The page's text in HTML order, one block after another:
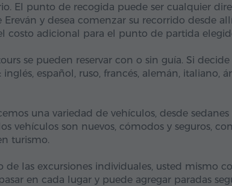
El punto de recogida puede ser cualquier
Ereván y desea comenzar su recorrido desde
costo adicional para el punto de partida
se pueden reservar con o sin guía. Si
español, ruso, francés, alemán, italiano,
una variedad de vehículos, desde
vehículos son nuevos, cómodos y seguros,
turismo.
de las excursiones individuales, usted mismo
en cada lugar y puede agregar paradas